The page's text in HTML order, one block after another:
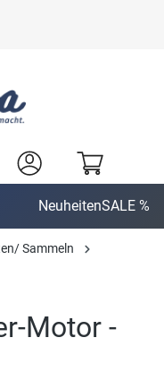
NeuheitenSALE %
Sammeln
Motor -